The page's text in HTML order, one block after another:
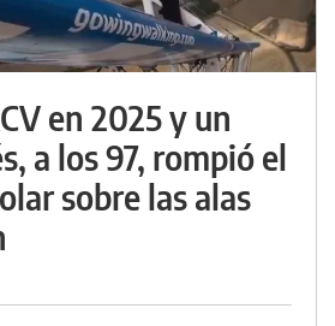
en 2025 y un
a los 97, rompió el
sobre las alas